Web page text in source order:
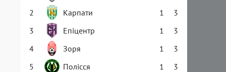
2
Карпати 1
3
3
Епіцентр 1
3
4
Зоря 1
3
5
Полісся 1
3